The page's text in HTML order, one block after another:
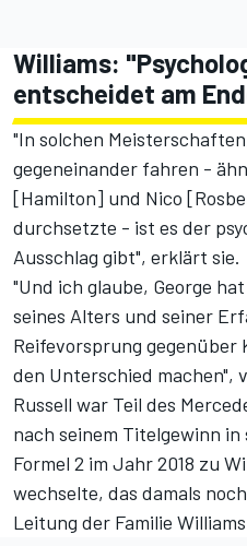
Williams:
entscheidet am
"In solchen
gegeneinander fahren -
[Hamilton] und Nico
durchsetzte - ist es der
Ausschlag gibt", erklärt sie.
"Und ich glaube, George
seines Alters und seiner
Reifevorsprung gegenüber
den Unterschied machen",
Russell war Teil des
nach seinem Titelgewinn
Formel 2 im Jahr 2018 zu
wechselte, das damals
Leitung der Familie